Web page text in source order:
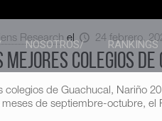
NOSOTROS/ RANKINGS
Research el 24 febrero,
mejores colegios de
colegios de Guachucal, Nariño
de septiembre-octubre, el